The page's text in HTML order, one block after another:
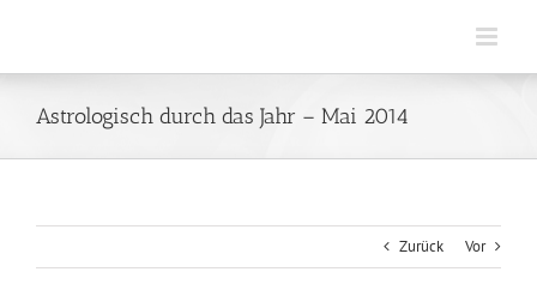
Astrologisch durch das Jahr – Mai 2014
Zurück Vor